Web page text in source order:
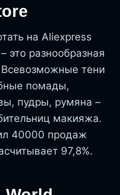
на Aliexpress
это разнообразная
тени
помады,
пудры, румяна –
макияжа.
40000 продаж
97,8%.